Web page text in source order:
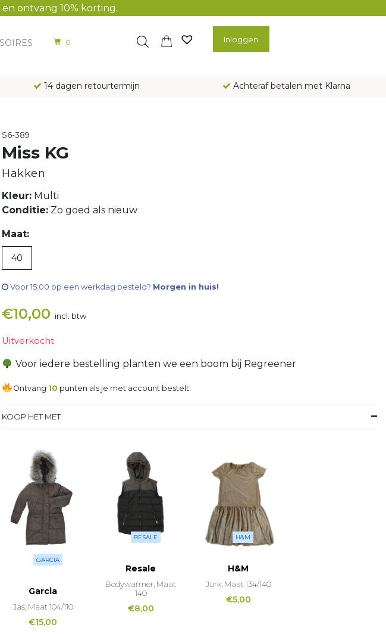
ontvang 10% korting.
0 Inloggen
14 dagen retourtermijn Achteraf betalen met Klarna
S6-389
Miss KG
Hakken
Kleur: Multi
Conditie: Zo goed als nieuw
Maat:
40
Voor 15:00 op een werkdag besteld? Morgen in huis!
€10,00 incl. btw
Uitverkocht
Voor iedere bestelling planten we een boom bij Regreener
Ontvang 10 punten als je met account bestelt.
KOOP HET MET
GARCIA
Garcia
Jas, Maat 104/110
€15,00
RESALE
Resale
Bodywarmer, Maat
140
€8,00
H&M
H&M
Jurk, Maat 134/140
€5,00